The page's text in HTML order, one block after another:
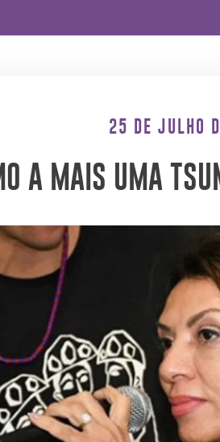
25 DE JULHO
A MAIS UMA